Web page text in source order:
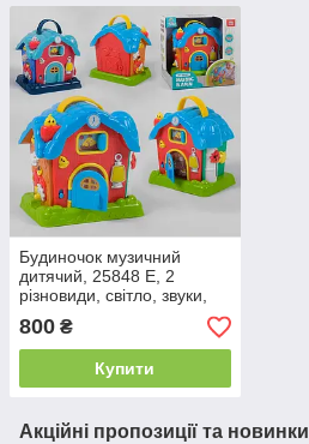
Будиночок музичний
дитячий, 25848 E, 2
різновиди, світло, звуки,
англійська озвуч
800 ₴
Купити
Акційні пропозиції та новинки